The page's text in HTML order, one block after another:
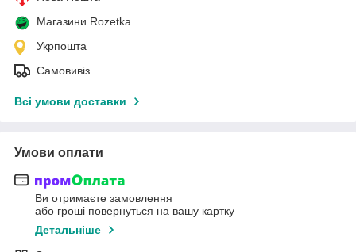
Магазини Rozetka
Укрпошта
Самовивіз
Всі умови доставки
Умови оплати
Ви отримаєте замовлення
або гроші повернуться на вашу картку
Детальніше